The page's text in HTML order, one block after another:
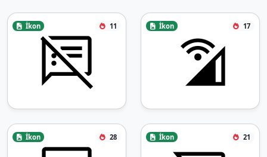
İkon 11 İkon 17
İkon 28 İkon 21